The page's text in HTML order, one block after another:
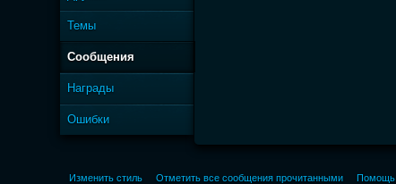
Темы
Сообщения
Награды
Ошибки
Изменить стиль Отметить все сообщения прочитанными Помощь